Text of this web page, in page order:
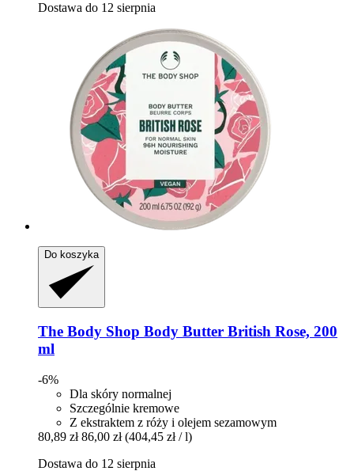
Dostawa do 12 sierpnia
Do koszyka
The Body Shop Body Butter British Rose, 200
ml
-6%
Dla skóry normalnej
Szczególnie kremowe
Z ekstraktem z róży i olejem sezamowym
80,89 zł 86,00 zł (404,45 zł / l)
Dostawa do 12 sierpnia